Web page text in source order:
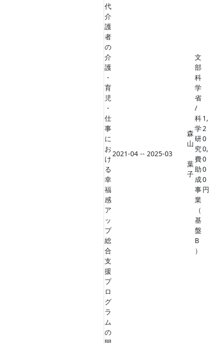
代
介
護
者
の
介
護
・
育
児
・
仕
事
に
お
け
る
幸
福
感
ア
ッ
プ
総
合
支
援
プ
ロ
グ
ラ
ム
の
2021-04 -- 2025-03
森
山
葉
子
文
部
科
学
省
/
科
学
研
究
費
助
成
事
業
（
基
盤
B
）
1,
2
0
0,
0
0
0
円